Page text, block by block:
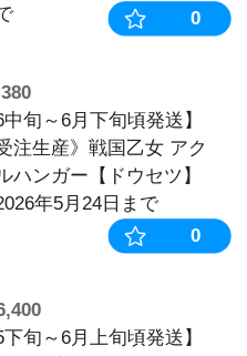
リートセッ
¥3,850
【6中旬～6月
《受注生産
ツ】※2026年